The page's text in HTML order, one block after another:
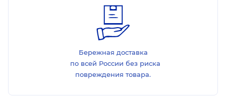
Бережная доставка
по всей России без риска
повреждения товара.